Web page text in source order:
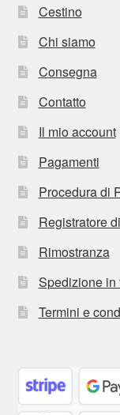
Cestino
Chi siamo
Consegna
Contatto
Il mio account
Pagamenti
Procedura di
Registratore
Rimostranza
Spedizione in
Termini e